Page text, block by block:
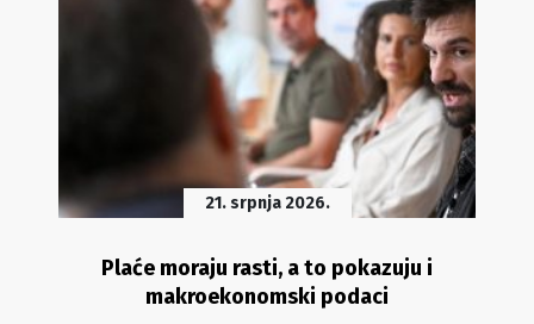
21. srpnja 2026.
Plaće moraju rasti, a to pokazuju i
makroekonomski podaci